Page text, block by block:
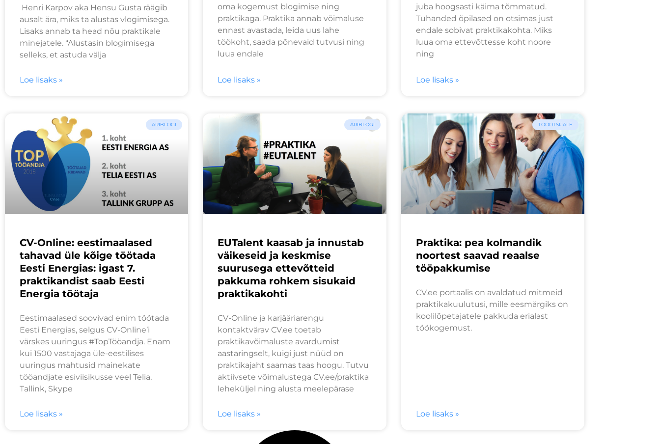
Henri Karpov aka Hensu Gusta räägib
ausalt ära, miks ta alustas vlogimisega.
Lisaks annab ta head nõu praktikale
minejatele. “Alustasin blogimisega
selleks, et astuda välja
Loe lisaks »
oma kogemust blogimise ning
praktikaga. Praktika annab võimaluse
ennast avastada, leida uus lahe
töökoht, saada põnevaid tutvusi ning
luua endale
Loe lisaks »
juba hoogsasti käima tõmmatud.
Tuhanded õpilased on otsimas just
endale sobivat praktikakohta. Miks
luua oma ettevõttesse koht noore
ning
Loe lisaks »
ÄRIBLOGI
CV-Online: eestimaalased
tahavad üle kõige töötada
Eesti Energias: igast 7.
praktikandist saab Eesti
Energia töötaja
Eestimaalased soovivad enim töötada
Eesti Energias, selgus CV-Online’i
värskes uuringus #TopTööandja. Enam
kui 1500 vastajaga üle-eestilises
uuringus mahtusid mainekate
tööandjate esiviisikusse veel Telia,
Tallink, Skype
Loe lisaks »
ÄRIBLOGI
EUTalent kaasab ja innustab
väikeseid ja keskmise
suurusega ettevõtteid
pakkuma rohkem sisukaid
praktikakohti
CV-Online ja karjääriarengu
kontaktvärav CV.ee toetab
praktikavõimaluste avardumist
aastaringselt, kuigi just nüüd on
praktikajaht saamas taas hoogu. Tutvu
aktiivsete võimalustega CV.ee/praktika
leheküljel ning alusta meelepärase
Loe lisaks »
TÖÖOTSIJALE
Praktika: pea kolmandik
noortest saavad reaalse
tööpakkumise
CV.ee portaalis on avaldatud mitmeid
praktikakuulutusi, mille eesmärgiks on
koolilõpetajatele pakkuda erialast
töökogemust.
Loe lisaks »